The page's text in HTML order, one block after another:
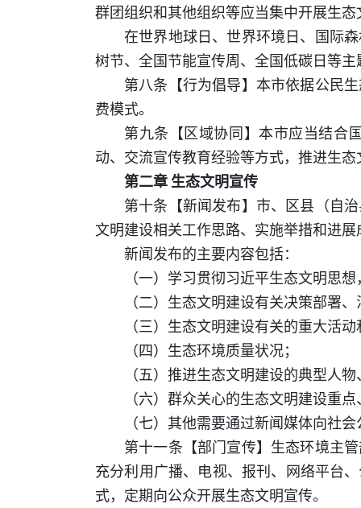
群团组织和其他组织等应当集中开展生
在世界地球日、世界环境日、国际
树节、全国节能宣传周、全国低碳日等
第八条【行为倡导】本市依据公民
费模式。
第九条【区域协同】本市应当结合
动、交流宣传教育经验等方式，推进生
第二章 生态文明宣传
第十条【新闻发布】市、区县（自
文明建设相关工作思路、实施举措和进展
新闻发布的主要内容包括：
（一）学习贯彻习近平生态文明思
（二）生态文明建设有关决策部署
（三）生态文明建设有关的重大活
（四）生态环境质量状况；
（五）推进生态文明建设的典型人
（六）群众关心的生态文明建设重
（七）其他需要通过新闻媒体向社
第十一条【部门宣传】生态环境主
充分利用广播、电视、报刊、网络平台
式，定期向公众开展生态文明宣传。